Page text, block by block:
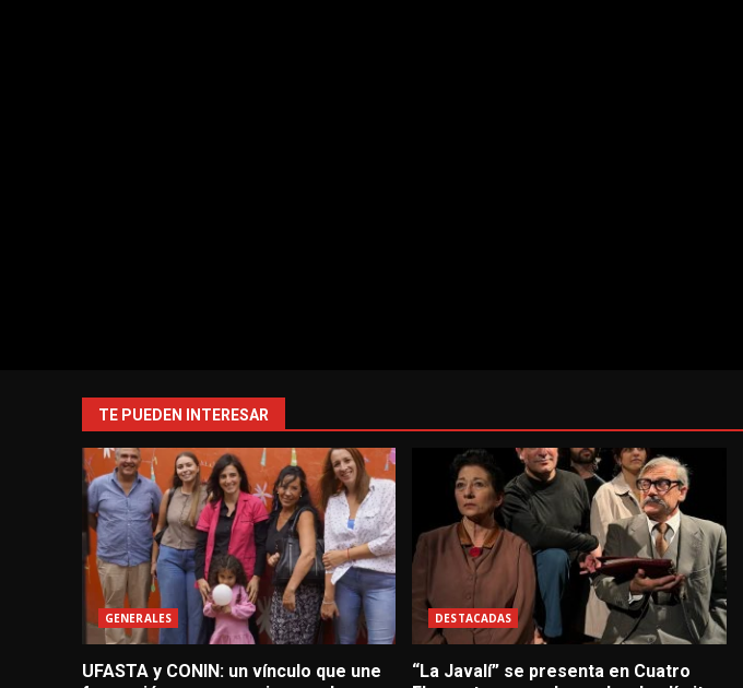
TE PUEDEN INTERESAR
GENERALES
UFASTA y CONIN: un vínculo que une
DESTACADAS
“La Javalí” se presenta en Cuatro